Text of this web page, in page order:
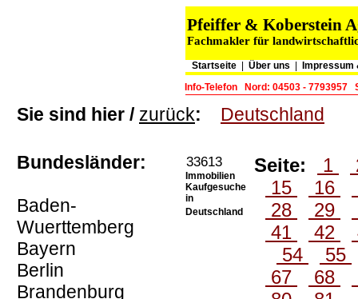
Pfeiffer & Koberstein
Fachmakler für
Startseite |Über uns
Impressum
Info-Telefon
Nord: 04503 - 7793957
Sie sind hier / zurück: Deutschland
Bundesländer:
Baden-
Wuerttemberg
Bayern
Berlin
Brandenburg
33613
Immobilien
Kaufgesuche
in
Deutschland
Seite: 1
15
16
28
29
41
42
54
55
67
68